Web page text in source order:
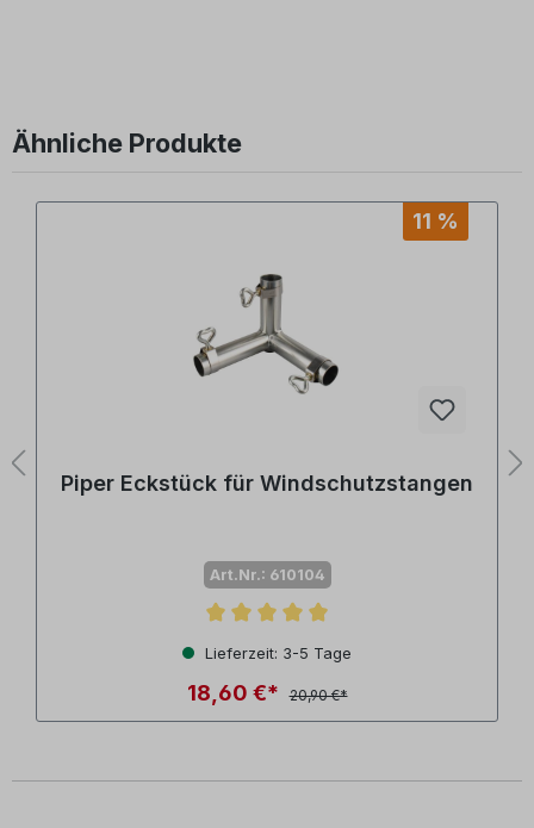
Ähnliche Produkte
11 %
Piper Eckstück für Windschutzstangen
Art.Nr.: 610104
Durchschnittliche Bewertung von 5 von 5 Sternen
Lieferzeit: 3-5 Tage
18,60 €* 20,90 €*